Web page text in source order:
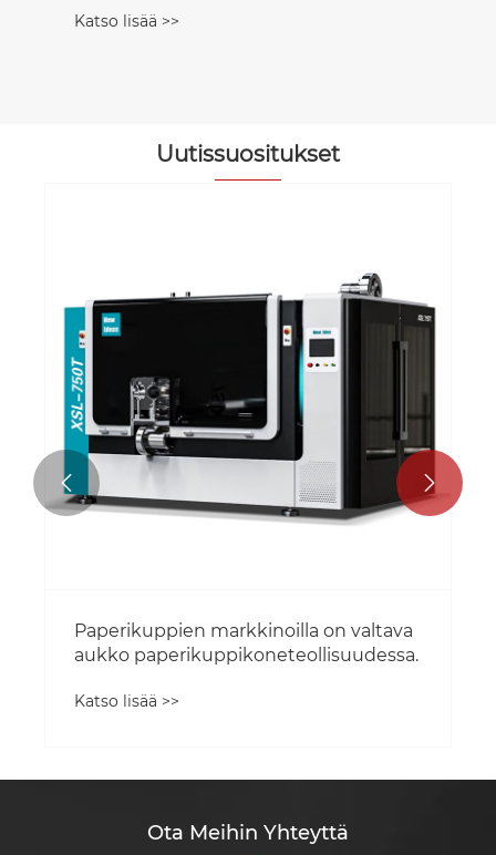
Katso lisää >>
Uutissuositukset
Paperikuppien markkinoilla on valtava
aukko paperikuppikoneteollisuudessa.
Katso lisää >>
 
Ota Meihin Yhteyttä